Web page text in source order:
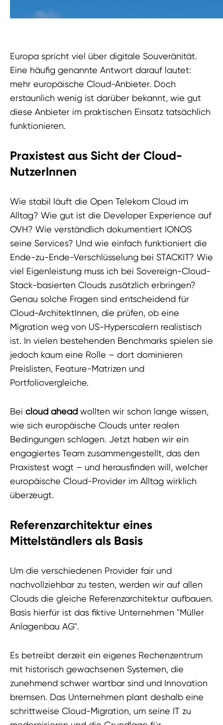
Europa spricht viel über digitale Souveränität.
Eine häufig genannte Antwort darauf lautet:
mehr europäische Cloud-Anbieter. Doch
erstaunlich wenig ist darüber bekannt, wie gut
diese Anbieter im praktischen Einsatz tatsächlich
funktionieren.
Praxistest aus Sicht der Cloud-
NutzerInnen
Wie stabil läuft die Open Telekom Cloud im
Alltag? Wie gut ist die Developer Experience auf
OVH? Wie verständlich dokumentiert IONOS
seine Services? Und wie einfach funktioniert die
Ende-zu-Ende-Verschlüsselung bei STACKIT? Wie
viel Eigenleistung muss ich bei Sovereign-Cloud-
Stack-basierten Clouds zusätzlich erbringen?
Genau solche Fragen sind entscheidend für
Cloud-ArchitektInnen, die prüfen, ob eine
Migration weg von US-Hyperscalern realistisch
ist. In vielen bestehenden Benchmarks spielen sie
jedoch kaum eine Rolle – dort dominieren
Preislisten, Feature-Matrizen und
Portfoliovergleiche.
Bei cloud aheadwollten wir schon lange wissen,
wie sich europäische Clouds unter realen
Bedingungen schlagen. Jetzt haben wir ein
engagiertes Team zusammengestellt, das den
Praxistest wagt – und herausfinden will, welcher
europäische Cloud-Provider im Alltag wirklich
überzeugt.
Referenzarchitektur eines
Mittelständlers als Basis
Um die verschiedenen Provider fair und
nachvollziehbar zu testen, werden wir auf allen
Clouds die gleiche Referenzarchitektur aufbauen.
Basis hierfür ist das fiktive Unternehmen "Müller
Anlagenbau AG".
Es betreibt derzeit ein eigenes Rechenzentrum
mit historisch gewachsenen Systemen, die
zunehmend schwer wartbar sind und Innovation
bremsen. Das Unternehmen plant deshalb eine
schrittweise Cloud-Migration, um seine IT zu